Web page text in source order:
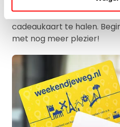
Ontdek de leukste
trends en handige tips om
cadeaukaart te halen.
met nog meer plezier!